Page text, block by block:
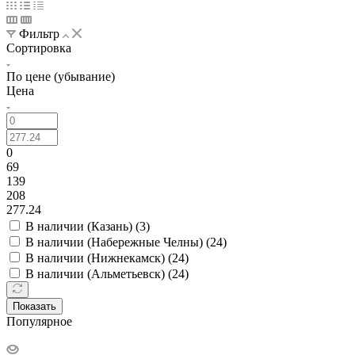
Фильтр
Сортировка
По цене (убывание)
Цена
0
69
139
208
277.24
В наличии (Казань) (3)
В наличии (Набережные Челны) (24)
В наличии (Нижнекамск) (24)
В наличии (Альметьевск) (24)
Показать
Популярное